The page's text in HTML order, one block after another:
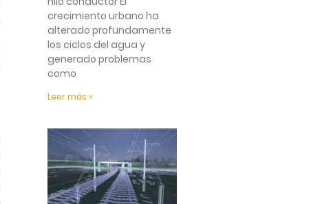
crecimiento urbano ha
alterado profundamente
los ciclos del agua y
generado problemas
como
Leer más »